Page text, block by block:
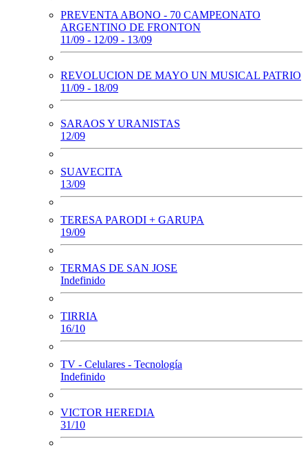
PREVENTA ABONO - 70 CAMPEONATO
ARGENTINO DE FRONTON
11/09 - 12/09 - 13/09
REVOLUCION DE MAYO UN MUSICAL PATRIO
11/09 - 18/09
SARAOS Y URANISTAS
12/09
SUAVECITA
13/09
TERESA PARODI + GARUPA
19/09
TERMAS DE SAN JOSE
Indefinido
TIRRIA
16/10
TV - Celulares - Tecnología
Indefinido
VICTOR HEREDIA
31/10